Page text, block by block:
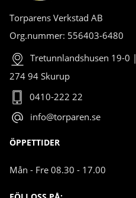
Torparens Verkstad AB
Org.nummer: 556403-6480
Tretunnlandshusen 19-0 |
274 94 Skurup
0410-222 22
info@torparen.se
ÖPPETTIDER
Mån - Fre 08.30 - 17.00